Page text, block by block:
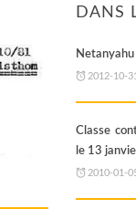
DANS
2012-10-31
Classe
le 13
2010-01-